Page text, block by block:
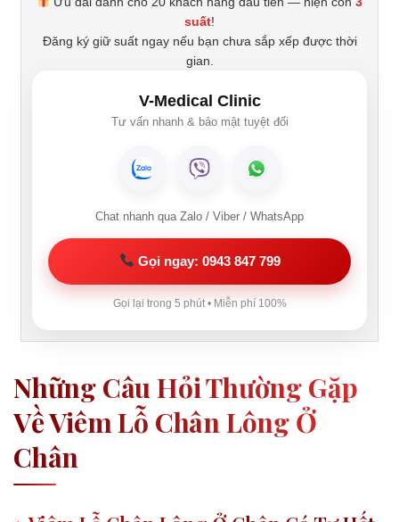
suất!
Đăng ký giữ suất ngay nếu bạn chưa sắp xếp được thời
gian.
V-Medical Clinic
Tư vấn nhanh & bảo mật tuyệt đối
Chat nhanh qua Zalo / Viber / WhatsApp
Gọi ngay: 0943 847 799
Gọi lại trong 5 phút • Miễn phí 100%
Những Câu Hỏi Thường Gặp
Về Viêm Lỗ Chân Lông Ở
Chân